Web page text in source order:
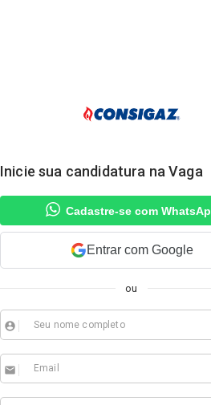
Inicie sua candidatura na Vaga
Cadastre-se com
Entrar com Google
ou
Seu nome completo
account_circle
Email
email